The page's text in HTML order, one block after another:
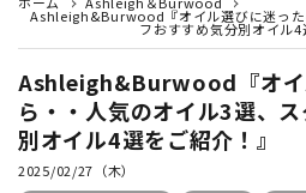
Ashleigh&Burwood『オイル選びに迷った
フおすすめ気分別オイル4
Ashleigh&Burwood『オイ
ら・・人気のオイル3選、
別オイル4選をご紹介！』
2025/02/27（木）